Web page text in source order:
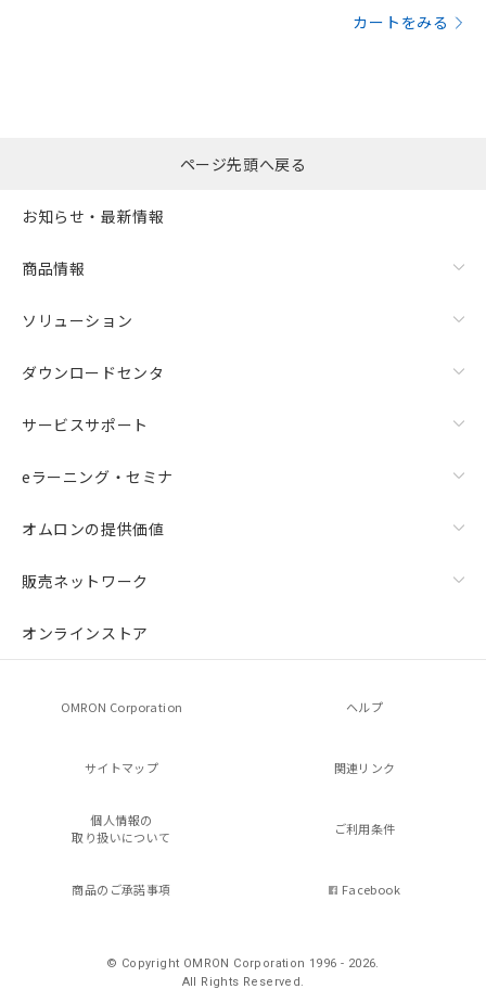
カートをみる
ページ先頭へ戻る
お知らせ・最新情報
商品情報
ソリューション
ダウンロードセンタ
サービスサポート
eラーニング・セミナ
オムロンの提供価値
販売ネットワーク
オンラインストア
OMRON Corporation ヘルプ
サイトマップ 関連リンク
個人情報の
取り扱いについて
ご利用条件
商品のご承諾事項 Facebook
© Copyright OMRON Corporation 1996 - 2026.
All Rights Reserved.